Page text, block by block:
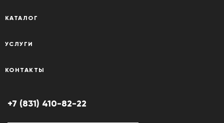
КАТАЛОГ
УСЛУГИ
КОНТАКТЫ
+7 (831) 410-82-22